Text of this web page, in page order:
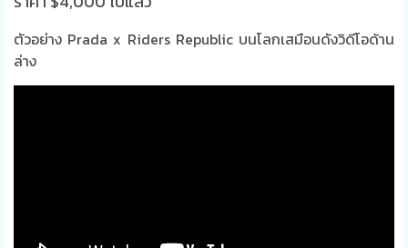
ตัวอย่าง Prada x Riders Republic บนโลกเสมือนดังวิดีโอด้าน
ล่าง